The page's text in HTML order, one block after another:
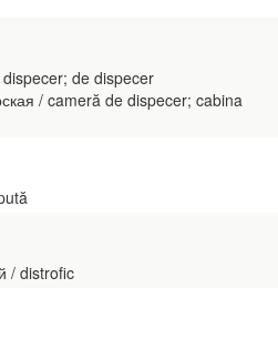
dispecer; de dispecer
/ cameră de dispecer; cabina
/ distrofic